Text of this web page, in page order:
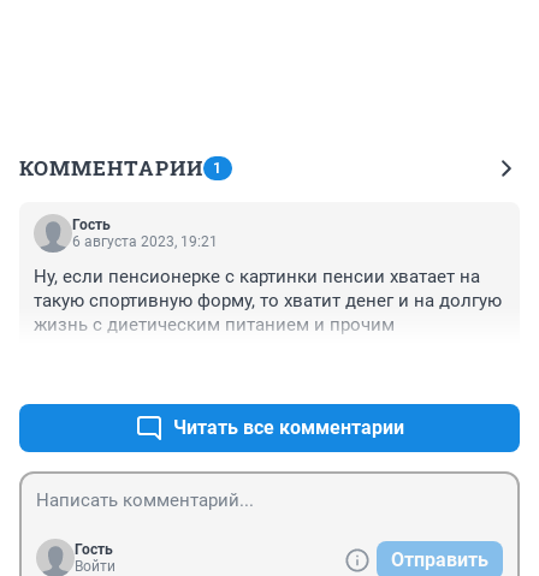
КОММЕНТАРИИ 1
Гость
6 августа 2023, 19:21
Ну, если пенсионерке с картинки пенсии хватает на
такую спортивную форму, то хватит денег и на долгую
жизнь с диетическим питанием и прочим
Читать все комментарии
Гость
Войти
Отправить